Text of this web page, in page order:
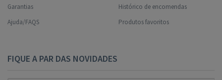
Garantias
Ajuda/FAQS
Histórico de encomendas
Produtos favoritos
FIQUE A PAR DAS NOVIDADES